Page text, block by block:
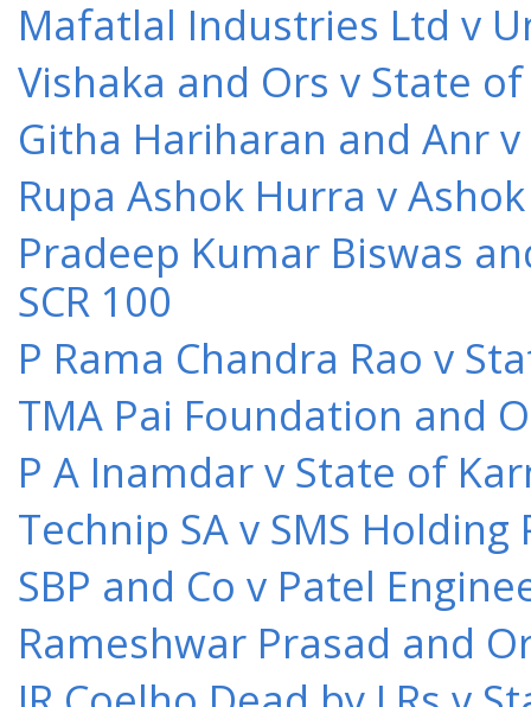
Mafatlal Industries Ltd v
Vishaka and Ors v State
Githa Hariharan and Anr
Rupa Ashok Hurra v
Pradeep Kumar Biswas
SCR 100
P Rama Chandra Rao v
TMA Pai Foundation and
P A Inamdar v State of
Technip SA v SMS
SBP and Co v Patel
Rameshwar Prasad and